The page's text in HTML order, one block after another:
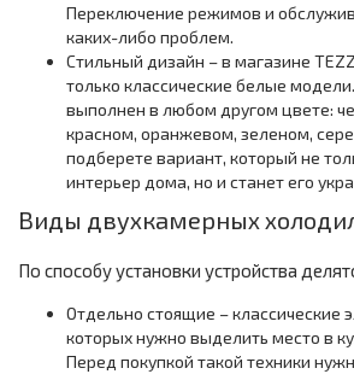
Переключение режимов и
каких-либо проблем.
Стильный дизайн – в магазине
только классические белые
выполнен в любом другом цвете:
красном, оранжевом, зеленом,
подберете вариант, который не
интерьер дома, но и станет его
Виды двухкамерных
По способу установки устройства
Отдельно стоящие – классические
которых нужно выделить место в
Перед покупкой такой техники